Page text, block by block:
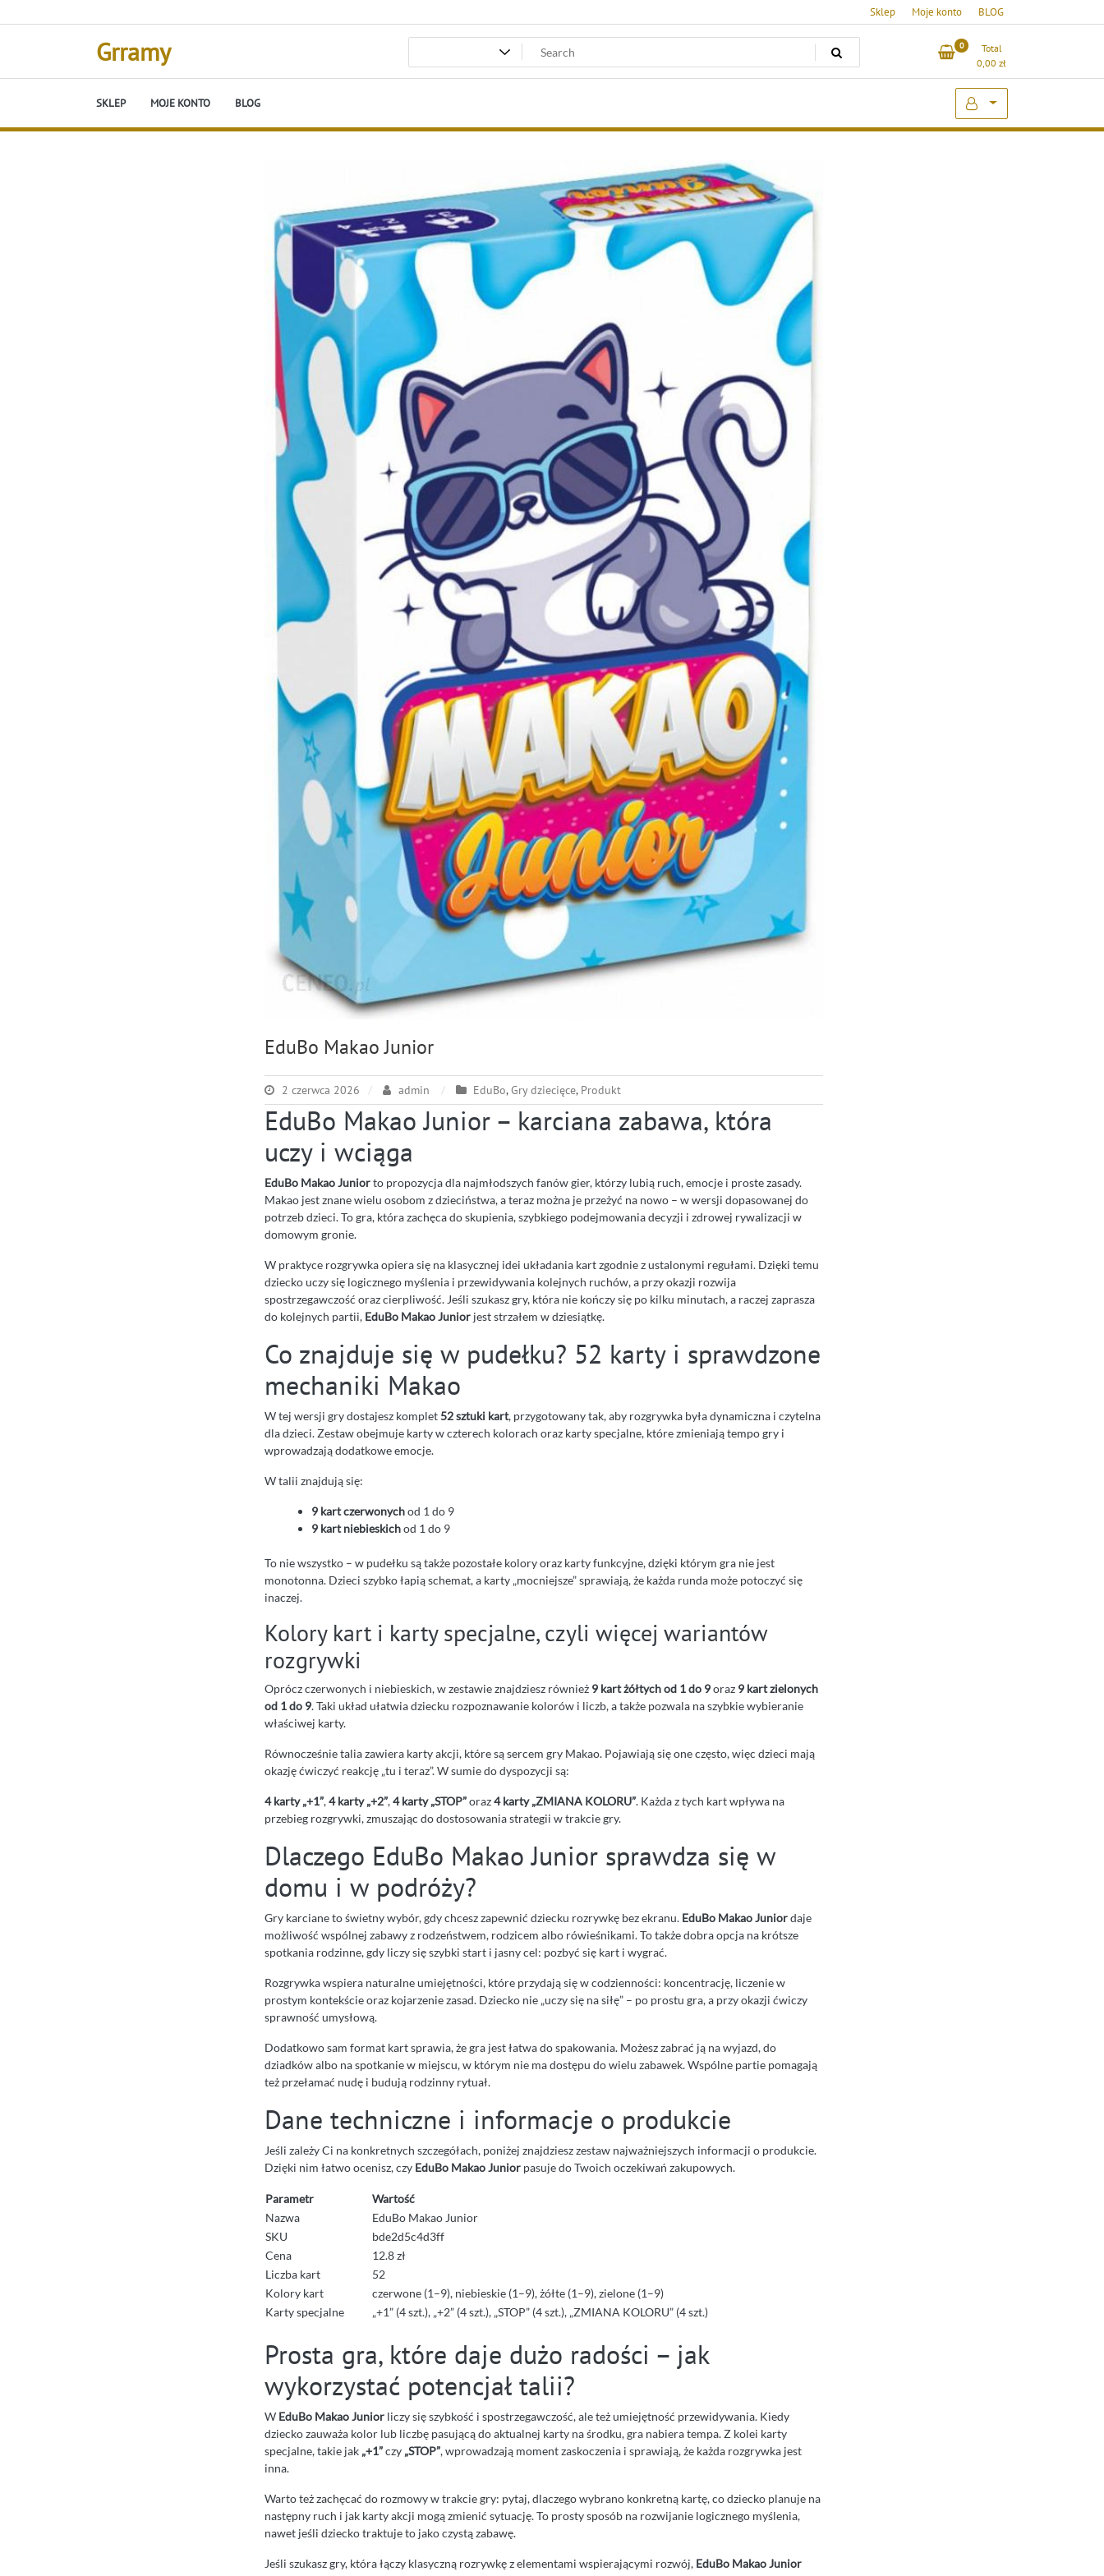
to
Sklep Moje konto BLOG
Grramy 0
Total
0,00 zł
SKLEP MOJE KONTO BLOG
EduBo Makao Junior
2 czerwca 2026 admin EduBo,Gry dziecięce, Produkt
EduBo Makao Junior – karciana zabawa, która
uczy i wciąga
EduBo Makao Juniorto propozycja dla najmłodszych fanów gier, którzy lubią ruch, emocje i proste zasady.
Makao jest znane wielu osobom z dzieciństwa, a teraz można je przeżyć na nowo – w wersji dopasowanej do
potrzeb dzieci. To gra, która zachęca do skupienia, szybkiego podejmowania decyzji i zdrowej rywalizacji w
domowym gronie.
W praktyce rozgrywka opiera się na klasycznej idei układania kart zgodnie z ustalonymi regułami. Dzięki temu
dziecko uczy się logicznego myślenia i przewidywania kolejnych ruchów, a przy okazji rozwija
spostrzegawczość oraz cierpliwość. Jeśli szukasz gry, która nie kończy się po kilku minutach, a raczej zaprasza
do kolejnych partii, EduBo Makao Junior jest strzałem w dziesiątkę.
Co znajduje się w pudełku? 52 karty i sprawdzone
mechaniki Makao
W tej wersji gry dostajesz komplet52 sztuki kart, przygotowany tak, aby rozgrywka była dynamiczna i czytelna
dla dzieci. Zestaw obejmuje karty w czterech kolorach oraz karty specjalne, które zmieniają tempo gry i
wprowadzają dodatkowe emocje.
W talii znajdują się:
9 kart czerwonychod 1 do 9
9 kart niebieskichod 1 do 9
To nie wszystko – w pudełku są także pozostałe kolory oraz karty funkcyjne, dzięki którym gra nie jest
monotonna. Dzieci szybko łapią schemat, a karty „mocniejsze” sprawiają, że każda runda może potoczyć się
inaczej.
Kolory kart i karty specjalne, czyli więcej wariantów
rozgrywki
Oprócz czerwonych i niebieskich, w zestawie znajdziesz również 9 kart żółtych od 1 do 9oraz 9 kart zielonych
od 1 do 9. Taki układ ułatwia dziecku rozpoznawanie kolorów i liczb, a także pozwala na szybkie wybieranie
właściwej karty.
Równocześnie talia zawiera karty akcji, które są sercem gry Makao. Pojawiają się one często, więc dzieci mają
okazję ćwiczyć reakcję „tu i teraz”. W sumie do dyspozycji są:
4 karty „+1”,4 karty „+2”,4 karty „STOP”oraz4 karty „ZMIANA KOLORU”. Każda z tych kart wpływa na
przebieg rozgrywki, zmuszając do dostosowania strategii w trakcie gry.
Dlaczego EduBo Makao Junior sprawdza się w
domu i w podróży?
Gry karciane to świetny wybór, gdy chcesz zapewnić dziecku rozrywkę bez ekranu. EduBo Makao Juniordaje
możliwość wspólnej zabawy z rodzeństwem, rodzicem albo rówieśnikami. To także dobra opcja na krótsze
spotkania rodzinne, gdy liczy się szybki start i jasny cel: pozbyć się kart i wygrać.
Rozgrywka wspiera naturalne umiejętności, które przydają się w codzienności: koncentrację, liczenie w
prostym kontekście oraz kojarzenie zasad. Dziecko nie „uczy się na siłę” – po prostu gra, a przy okazji ćwiczy
sprawność umysłową.
Dodatkowo sam format kart sprawia, że gra jest łatwa do spakowania. Możesz zabrać ją na wyjazd, do
dziadków albo na spotkanie w miejscu, w którym nie ma dostępu do wielu zabawek. Wspólne partie pomagają
też przełamać nudę i budują rodzinny rytuał.
Dane techniczne i informacje o produkcie
Jeśli zależy Ci na konkretnych szczegółach, poniżej znajdziesz zestaw najważniejszych informacji o produkcie.
Dzięki nim łatwo ocenisz, czy EduBo Makao Junior pasuje do Twoich oczekiwań zakupowych.
Parametr
Wartość
Nazwa
EduBo Makao Junior
SKU
bde2d5c4d3ff
Cena
12.8 zł
Liczba kart
52
Kolory kart
czerwone (1–9), niebieskie (1–9), żółte (1–9), zielone (1–9)
Karty specjalne
„+1” (4 szt.), „+2” (4 szt.), „STOP” (4 szt.), „ZMIANA KOLORU” (4 szt.)
Prosta gra, które daje dużo radości – jak
wykorzystać potencjał talii?
W EduBo Makao Junior liczy się szybkość i spostrzegawczość, ale też umiejętność przewidywania. Kiedy
dziecko zauważa kolor lub liczbę pasującą do aktualnej karty na środku, gra nabiera tempa. Z kolei karty
specjalne, takie jak „+1”czy „STOP”, wprowadzają moment zaskoczenia i sprawiają, że każda rozgrywka jest
inna.
Warto też zachęcać do rozmowy w trakcie gry: pytaj, dlaczego wybrano konkretną kartę, co dziecko planuje na
następny ruch i jak karty akcji mogą zmienić sytuację. To prosty sposób na rozwijanie logicznego myślenia,
nawet jeśli dziecko traktuje to jako czystą zabawę.
Jeśli szukasz gry, która łączy klasyczną rozrywkę z elementami wspierającymi rozwój, EduBo Makao Junior